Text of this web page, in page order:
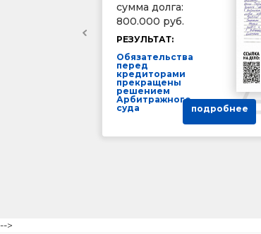
сумма долга:
800.000 руб.
РЕЗУЛЬТАТ:
Обязательства
перед
кредиторами
прекращены
решением
Арбитражного
суда
подробнее
-->